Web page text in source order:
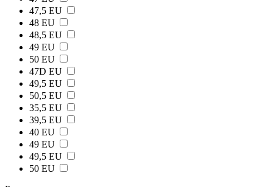
47,5 EU
48 EU
48,5 EU
49 EU
50 EU
47D EU
49,5 EU
50,5 EU
35,5 EU
39,5 EU
40 EU
49 EU
49,5 EU
50 EU